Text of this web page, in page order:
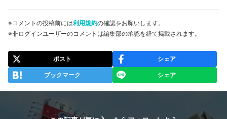
※コメントの投稿前には利用規約の確認をお願いします。
※非ログインユーザーのコメントは編集部の承認を経て掲載されます。
ポスト シェア
ブックマーク シェア